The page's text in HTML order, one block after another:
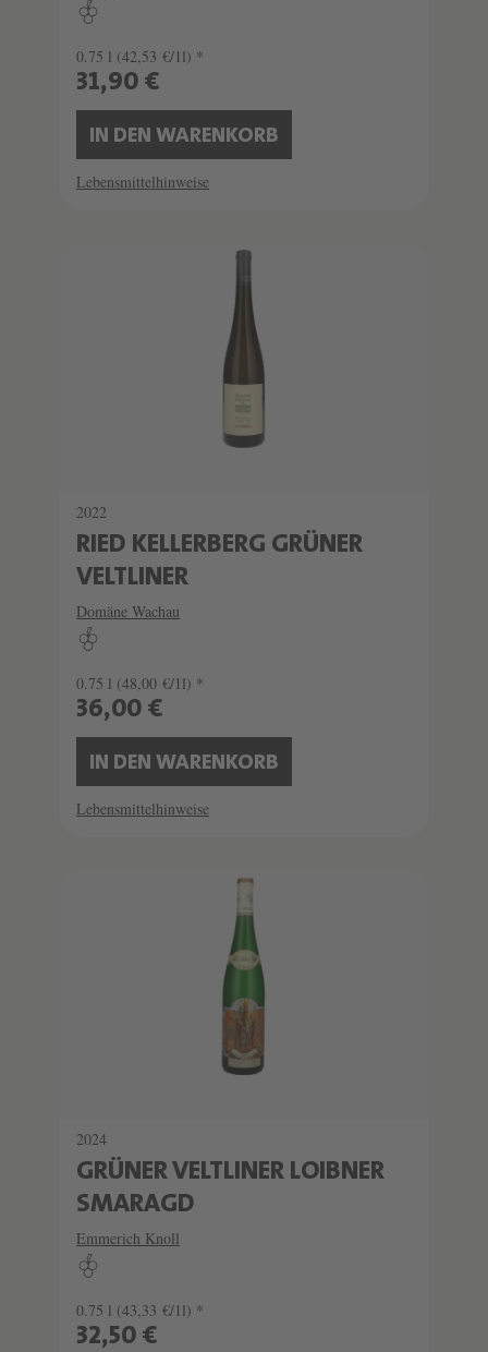
0.75 l (42,53 €/1l) *
31,90 €
IN DEN WARENKORB
Lebensmittelhinweise
2022
RIED KELLERBERG GRÜNER
VELTLINER
Domäne Wachau
0.75 l (48,00 €/1l) *
36,00 €
IN DEN WARENKORB
Lebensmittelhinweise
2024
GRÜNER VELTLINER LOIBNER
SMARAGD
Emmerich Knoll
0.75 l (43,33 €/1l) *
32,50 €